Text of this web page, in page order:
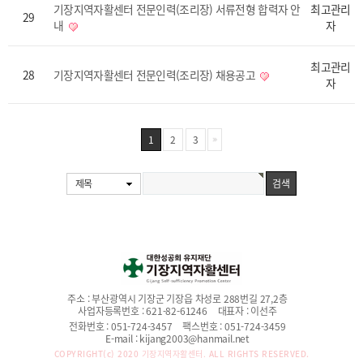
29
기장지역자활센터 전문인력(조리장) 서류전형 합력자 안
내
최고관리
자
28 기장지역자활센터 전문인력(조리장) 채용공고
최고관리
자
1 2 3
제목
주소 :부산광역시 기장군 기장읍 차성로 288번길 27,2층
사업자등록번호 :621-82-61246 대표자 :이선주
전화번호 :051-724-3457 팩스번호 :051-724-3459
E-mail :kijang2003@hanmail.net
COPYRIGHT(c) 2020 기장지역자활센터. ALL RIGHTS RESERVED.